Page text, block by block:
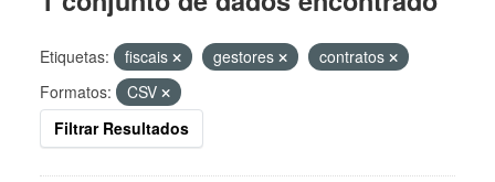
Etiquetas: fiscais gestores
contratos
Formatos:
CSV
Filtrar Resultados